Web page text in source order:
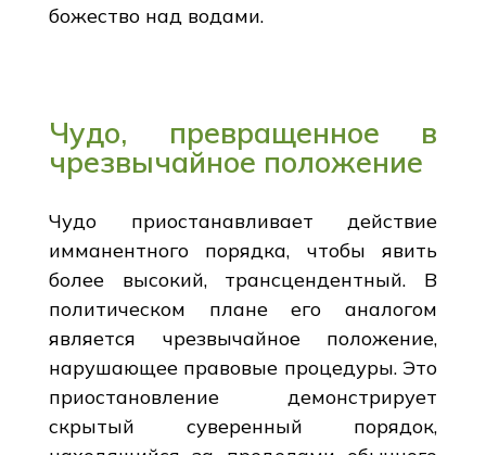
божество над водами.
Чудо, превращенное в
чрезвычайное положение
Чудо приостанавливает действие
имманентного порядка, чтобы явить
более высокий, трансцендентный. В
политическом плане его аналогом
является чрезвычайное положение,
нарушающее правовые процедуры. Это
приостановление демонстрирует
скрытый суверенный порядок,